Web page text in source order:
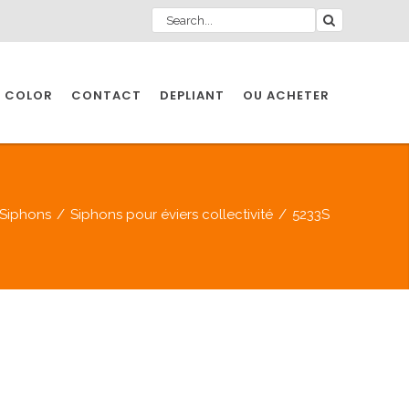
COLOR CONTACT DEPLIANT OU ACHETER
Siphons / Siphons pour éviers collectivité / 5233S